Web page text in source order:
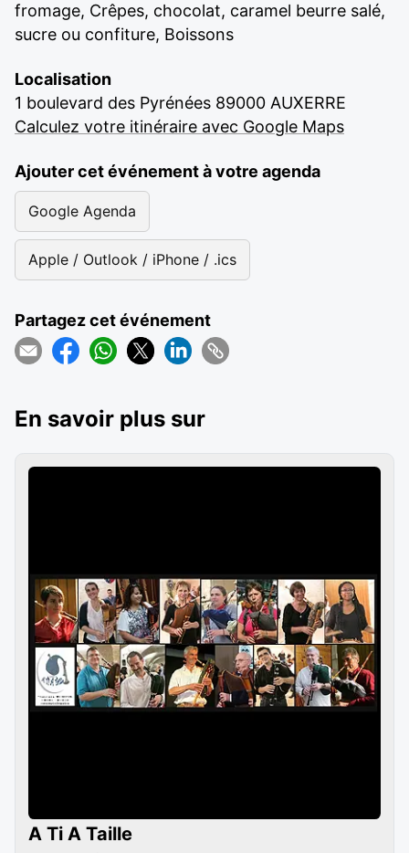
fromage, Crêpes, chocolat, caramel beurre salé,
sucre ou confiture, Boissons
Localisation
1 boulevard des Pyrénées 89000 AUXERRE
Calculez votre itinéraire avec Google Maps
Ajouter cet événement à votre agenda
Google Agenda
Apple / Outlook / iPhone / .ics
Partagez cet événement
En savoir plus sur
A Ti A Taille